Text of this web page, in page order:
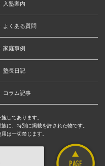
入塾案内
よくある質問
家庭事例
塾長日記
コラム記事
してあります。
に、特別に掲載を許された物です。
は一切禁じます。